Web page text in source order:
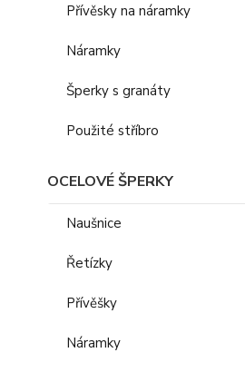
Přívěsky na náramky
Náramky
Šperky s granáty
Použité stříbro
OCELOVÉ ŠPERKY
Naušnice
Řetízky
Přívěšky
Náramky